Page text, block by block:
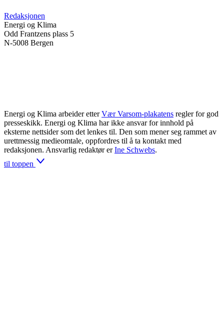
Redaksjonen
Energi og Klima
Odd Frantzens plass 5
N-5008 Bergen
Energi og Klima arbeider etter Vær Varsom-plakatens regler for god
presseskikk. Energi og Klima har ikke ansvar for innhold på
eksterne nettsider som det lenkes til. Den som mener seg rammet av
urettmessig medieomtale, oppfordres til å ta kontakt med
redaksjonen. Ansvarlig redaktør er Ine Schwebs.
til toppen